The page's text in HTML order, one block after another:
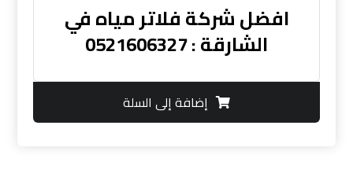
افضل شركة فلاتر مياه في
الشارقة : 0521606327
إضافة إلى السلة